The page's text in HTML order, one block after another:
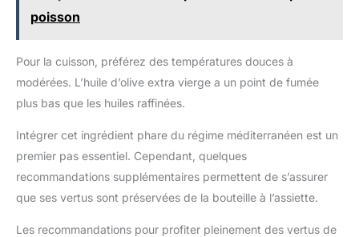
poisson
Pour la cuisson, préférez des températures douces à
modérées. L’huile d’olive extra vierge a un point de fumée
plus bas que les huiles raffinées.
Intégrer cet ingrédient phare du régime méditerranéen est un
premier pas essentiel. Cependant, quelques
recommandations supplémentaires permettent de s’assurer
que ses vertus sont préservées de la bouteille à l’assiette.
Les recommandations pour profiter pleinement des vertus de